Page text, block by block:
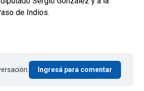
de Indios.
Ingresá para comentar